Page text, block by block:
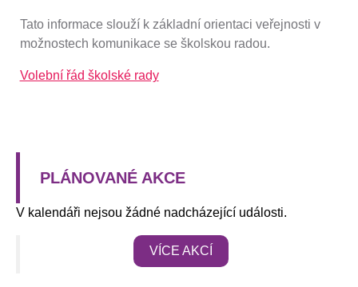
Tato informace slouží k základní orientaci veřejnosti v
možnostech komunikace se školskou radou.
Volební řád školské rady
PLÁNOVANÉ AKCE
V kalendáři nejsou žádné nadcházející události.
VÍCE AKCÍ